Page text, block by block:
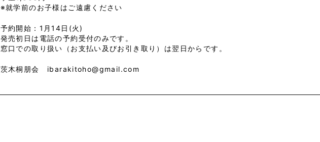
※就学前のお子様はご遠慮ください
予約開始：1月14日(火)
発売初日は電話の予約受付のみです。
窓口での取り扱い（お支払い及びお引き取り）は翌日からです。
茨木桐朋会 ibarakitoho@gmail.com